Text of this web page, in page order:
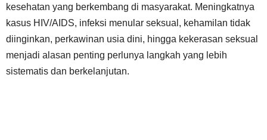
kesehatan yang berkembang di masyarakat. Meningkatnya
kasus HIV/AIDS, infeksi menular seksual, kehamilan tidak
diinginkan, perkawinan usia dini, hingga kekerasan seksual
menjadi alasan penting perlunya langkah yang lebih
sistematis dan berkelanjutan.